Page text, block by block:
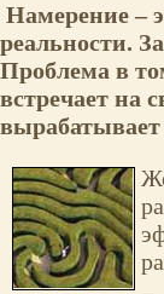
Намерение –
реальности.
Проблема в
встречает на